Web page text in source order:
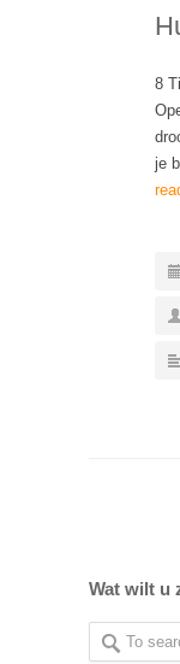
8
je
Wat wilt u